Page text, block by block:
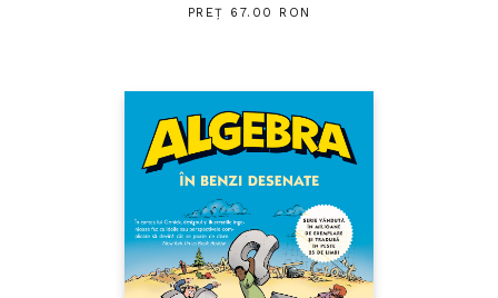
PREȚ 67.00 RON